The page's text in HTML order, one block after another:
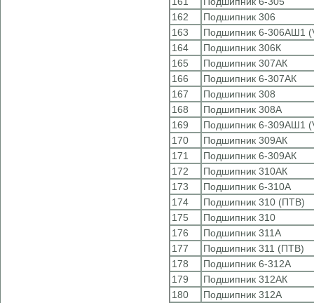
162
Подшипник 306
163
Подшипник 6-306АШ1
164
Подшипник 306К
165
Подшипник 307АК
166
Подшипник 6-307АК
167
Подшипник 308
168
Подшипник 308А
169
Подшипник 6-309АШ1
170
Подшипник 309АК
171
Подшипник 6-309АК
172
Подшипник 310АК
173
Подшипник 6-310А
174
Подшипник 310 (ПТВ)
175
Подшипник 310
176
Подшипник 311А
177
Подшипник 311 (ПТВ)
178
Подшипник 6-312А
179
Подшипник 312АК
180
Подшипник 312А